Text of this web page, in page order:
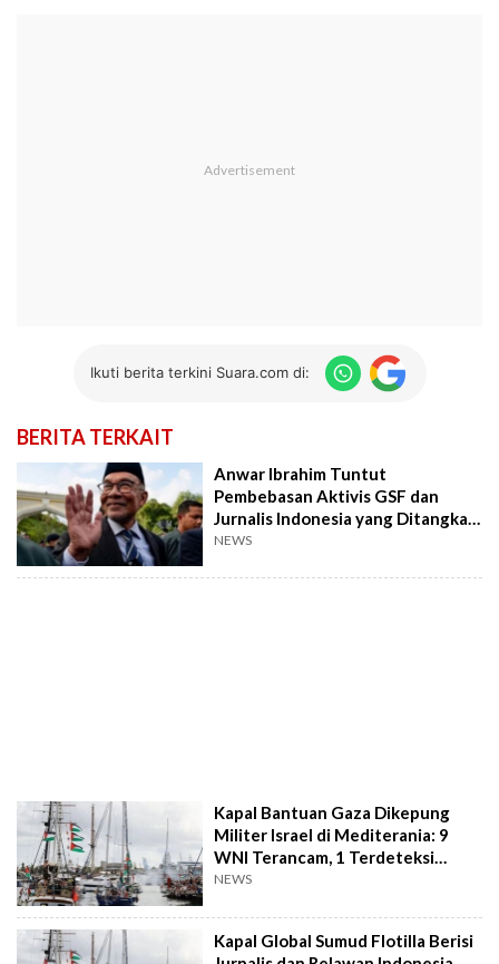
Ikuti berita terkini Suara.com di:
BERITA TERKAIT
Anwar Ibrahim Tuntut
Pembebasan Aktivis GSF dan
Jurnalis Indonesia yang Ditangkap
Militer Israel
NEWS
Kapal Bantuan Gaza Dikepung
Militer Israel di Mediterania: 9
WNI Terancam, 1 Terdeteksi
Diintersep!
NEWS
Kapal Global Sumud Flotilla Berisi